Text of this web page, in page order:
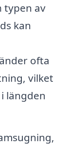
typen av
kan
ofta
vilket
längden